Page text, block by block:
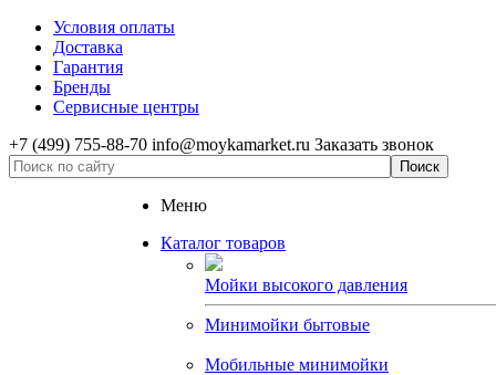
Условия оплаты
Доставка
Гарантия
Бренды
Сервисные центры
+7 (499) 755-88-70 info@moykamarket.ru Заказать звонок
Меню
Каталог товаров
Мойки высокого давления
Минимойки бытовые
Мобильные минимойки